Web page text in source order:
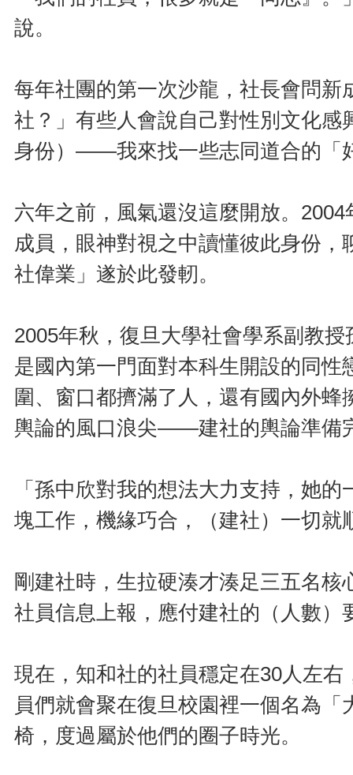
說。
每年社團的第一次沙龍，社長會問
社？」有些人會說自己對性別文化
身份）——我來找一些志同道合的「
六年之前，風氣還沒這麼開放。
成員，眼神對視之中讀懂彼此身份
社偉業」遂於此發軔。
2005年秋，復旦大學社會學系副教
是國內第一門面對本科生開設的同
圍、窗口都擠滿了人，還有國內外
輿論的風口浪尖——建社的輿論準備
「孫中欣對我的想法大力支持，她
塊工作，機緣巧合，（建社）一切
剛建社時，生拉硬湊才湊足三五名
社員信息上報，應付建社的（人數）
現在，知和社的社員穩定在30人左
員們就會聚在復旦校園裡一個名為
椅，度過屬於他們的圈子時光。